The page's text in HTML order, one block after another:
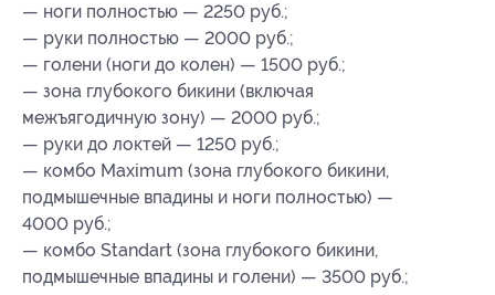
— ноги полностью — 2250 руб.;
— руки полностью — 2000 руб.;
— голени (ноги до колен) — 1500 руб.;
— зона глубокого бикини (включая
межъягодичную зону) — 2000 руб.;
— руки до локтей — 1250 руб.;
— комбо Maximum (зона глубокого бикини,
подмышечные впадины и ноги полностью) —
4000 руб.;
— комбо Standart (зона глубокого бикини,
подмышечные впадины и голени) — 3500 руб.;